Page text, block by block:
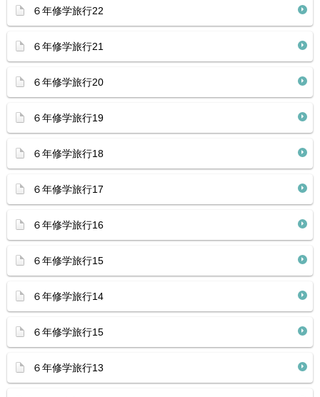
６年修学旅行22
６年修学旅行21
６年修学旅行20
６年修学旅行19
６年修学旅行18
６年修学旅行17
６年修学旅行16
６年修学旅行15
６年修学旅行14
６年修学旅行15
６年修学旅行13